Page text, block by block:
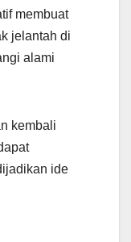
membuat
jelantah di
alami
kembali
ide